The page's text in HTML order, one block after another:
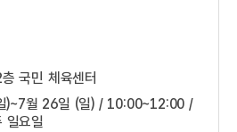
국민 체육센터
)~7월 26일 (일) / 10:00~12:00 /
일요일